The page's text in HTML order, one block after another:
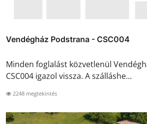
Vendégház Podstrana - CSC004
Minden foglalást közvetlenül
CSC004 igazol vissza. A szálláshe...
2248 megtekintés